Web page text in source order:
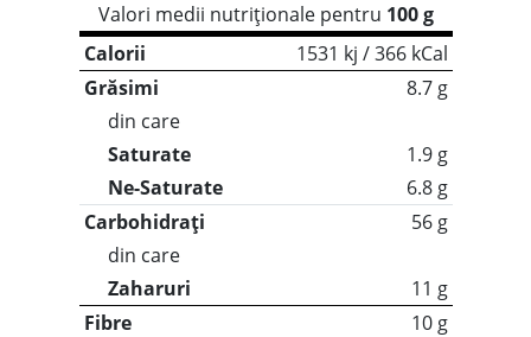
Valori medii nutriționale pentru 100 g
Calorii
1531 kj / 366 kCal
Grăsimi
8.7 g
din care
Saturate
1.9 g
Ne-Saturate
6.8 g
Carbohidrați
56 g
din care
Zaharuri
11 g
Fibre
10 g